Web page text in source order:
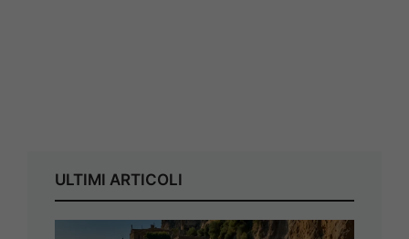
ULTIMI ARTICOLI